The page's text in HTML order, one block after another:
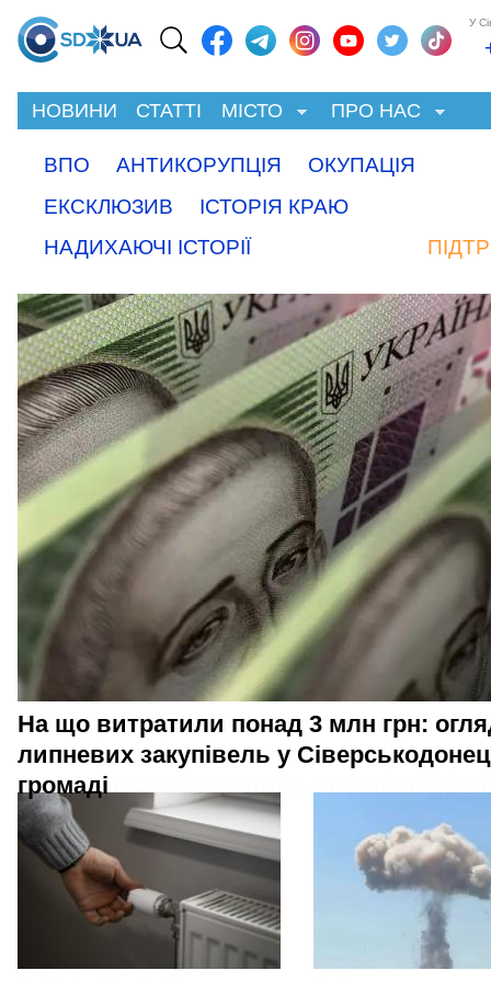
У
НОВИНИ СТАТТІ МІСТО ПРО НАС
ВПО АНТИКОРУПЦІЯ
ОКУПАЦІЯ
ЕКСКЛЮЗИВ
ІСТОРІЯ КРАЮ
НАДИХАЮЧІ ІСТОРІЇ
На що витратили понад 3 млн грн:
липневих закупівель у
громаді